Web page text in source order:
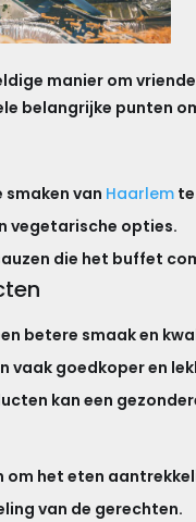
manier om
belangrijke punten
van Haarlem
vegetarische opties.
die het buffet
betere smaak en
vaak goedkoper en
kan een
om het eten
van de gerechten.